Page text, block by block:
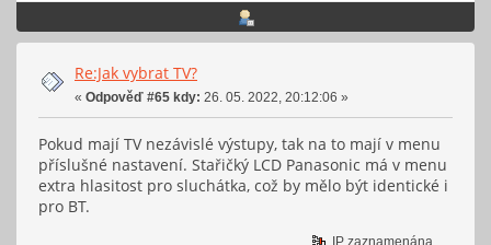
Re:Jak vybrat TV?
« Odpověď #65 kdy: 26. 05. 2022, 20:12:06 »
Pokud mají TV nezávislé výstupy, tak na to mají v menu
příslušné nastavení. Stařičký LCD Panasonic má v menu
extra hlasitost pro sluchátka, což by mělo být identické i
pro BT.